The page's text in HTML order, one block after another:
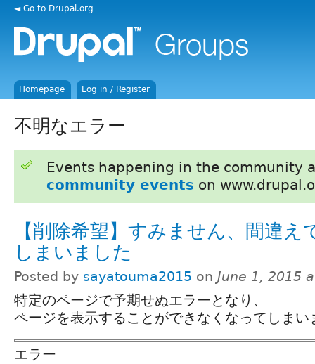
◄ Go to Drupal.org
Homepage Log in / Register
不明なエラー
Events happening in the community
community events on
【削除希望】すみません、間違え
しまいました
Posted by sayatouma2015 on June 1, 2015
特定のページで予期せぬエラーとなり、
ページを表示することができなくなってしまい
エラー